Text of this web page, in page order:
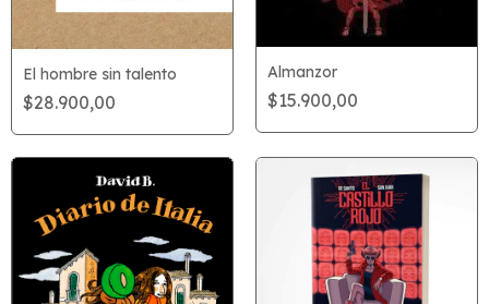
El hombre sin talento
$28.900,00
Almanzor
$15.900,00